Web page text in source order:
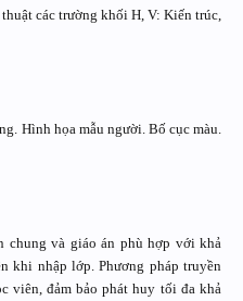
các trường khối H, V: Kiến trúc,
Hình họa mẫu người. Bố cục màu.
chung và giáo án phù hợp với khả
khi nhập lớp. Phương pháp truyền
viên, đảm bảo phát huy tối đa khả